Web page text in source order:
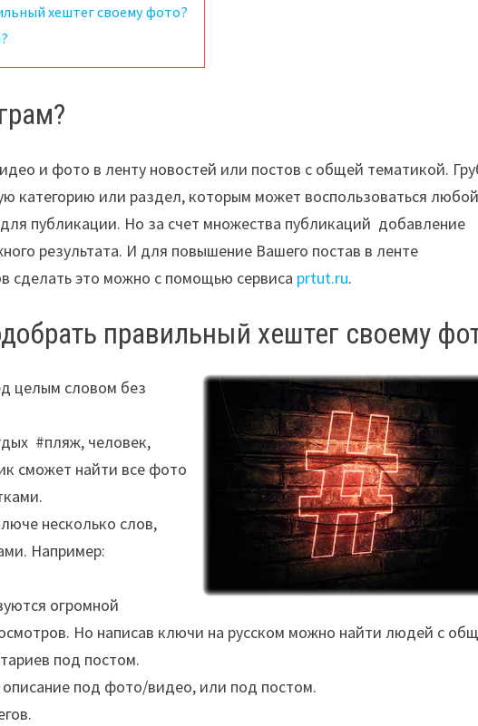
хештег своему фото?
и фото в ленту новостей или постов с общей тематикой.
категорию или раздел, которым может воспользоваться
публикации. Но за счет множества публикаций добавление
результата. И для повышение Вашего постав в ленте
сделать это можно с помощью сервиса prtut.ru.
правильный хештег своему
целым словом без
#пляж, человек,
сможет найти все фото
несколько слов,
Например:
огромной
Но написав ключи на русском можно найти людей с
под постом.
под фото/видео, или под постом.